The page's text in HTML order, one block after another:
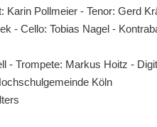
Karin Pollmeier - Tenor: Gerd
- Cello: Tobias Nagel -
- Trompete: Markus Hoitz -
Köln